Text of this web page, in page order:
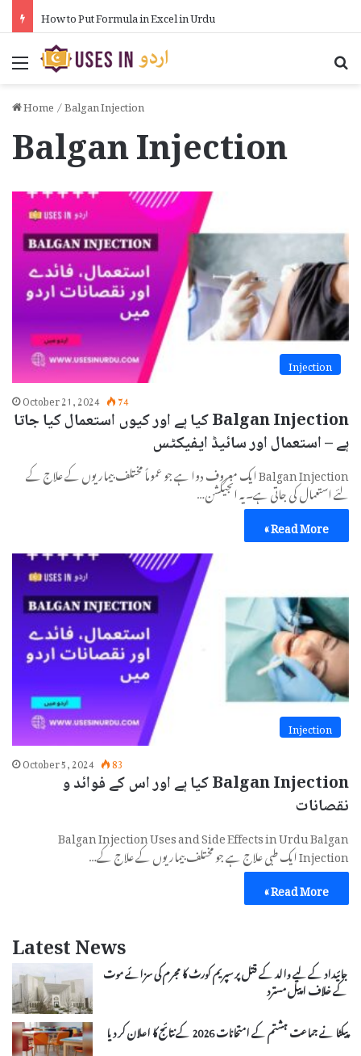
How to Put Formula in Excel in Urdu
Menu
Home/Balgan Injection
Balgan Injection
Injection
October 21, 2024 74
Balgan Injection کیا ہے اور کیوں استعمال کیا جاتا
ہے – استعمال اور سائیڈ ایفیکٹس
Balgan Injection ایک معروف دوا ہے جو عموماً مختلف بیماریوں کے علاج کے
لئے استعمال کی جاتی ہے۔ یہ انجیکشن…
Read More »
Injection
October 5, 2024 83
Balgan Injection کیا ہے اور اس کے فوائد و
نقصانات
Balgan Injection Uses and Side Effects in Urdu Balgan
Injection ایک طبی علاج ہے جو مختلف بیماریوں کے علاج کے…
Read More »
Latest News
جائیداد کے لیے والد کے قتل پر سپریم کورٹ کا مجرم کی سزائے موت
کے خلاف اپیل مسترد
پیکٹا نے جماعت ہشتم کے امتحانات 2026 کے نتائج کا اعلان کر دیا